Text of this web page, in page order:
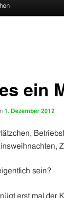
ein
1. Dezember 2012
sein?
erst mal der